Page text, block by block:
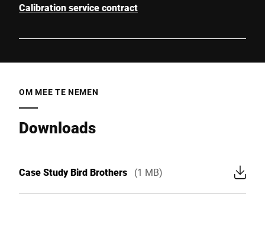
Calibration service contract
OM MEE TE NEMEN
Downloads
Case Study Bird Brothers (1 MB)